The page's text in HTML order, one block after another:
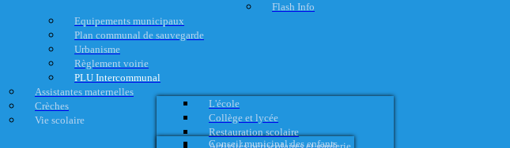
Flash Info
Equipements municipaux
Plan communal de sauvegarde
Urbanisme
Règlement voirie
PLU Intercommunal
Assistantes maternelles
Crèches
Vie scolaire
L'école
Collège et lycée
Restauration scolaire
Conseil municipal des enfants